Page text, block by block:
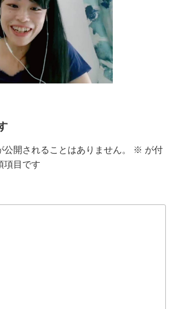
公開されることはありません。 ※ が付
項目です